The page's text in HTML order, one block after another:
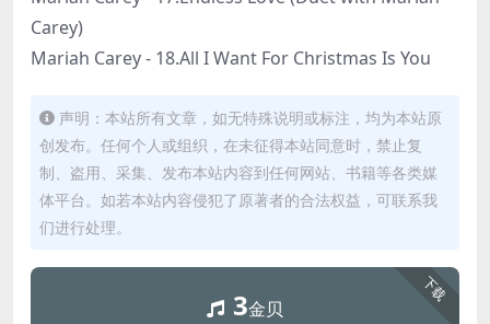
Carey)
Mariah Carey - 18.All I Want For Christmas Is You
声明：本站所有文章，如无特殊说明或标注，均为本站原
创发布。任何个人或组织，在未征得本站同意时，禁止复
制、盗用、采集、发布本站内容到任何网站、书籍等各类媒
体平台。如若本站内容侵犯了原著者的合法权益，可联系我
们进行处理。
下载
3金贝